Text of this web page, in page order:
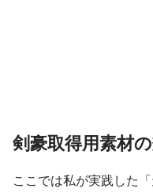
剣豪取得用素材
ここでは私が実践した